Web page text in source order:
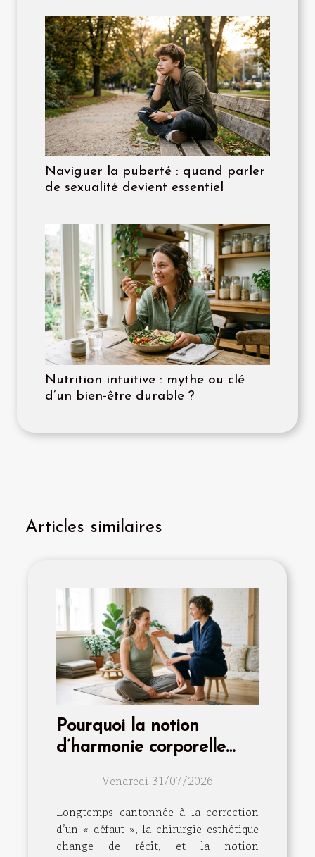
Naviguer la puberté : quand parler
de sexualité devient essentiel
Nutrition intuitive : mythe ou clé
d’un bien-être durable ?
Articles similaires
Pourquoi la notion
d’harmonie corporelle
intervention
Vendredi 31/07/2026
Longtemps cantonnée à la correction
d’un « défaut », la chirurgie esthétique
change de récit, et la notion